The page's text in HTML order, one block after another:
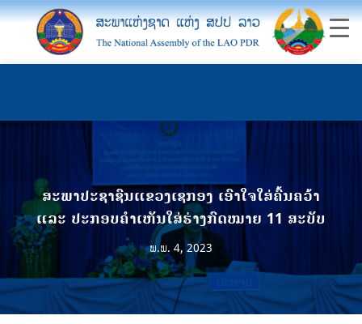
ສະພາປະຊາຊົນແຂວງເຊກອງ ເອົາໃຈໃສ່ຄົ້ນຄວ້າ
ແລະ ປະກອບຄໍາເຫັນໃສ່ຮ່າງກົດໝາຍ 11 ສະບັບ
ພ.ພ. 4, 2023